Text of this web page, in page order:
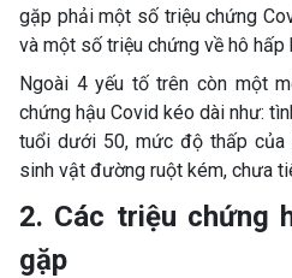
gặp phải một số triệu chứng
và một số triệu chứng về hô hấp
Ngoài 4 yếu tố trên còn một
chứng hậu Covid kéo dài như:
tuổi dưới 50, mức độ thấp của
sinh vật đường ruột kém, chưa
2. Các triệu chứng
gặp